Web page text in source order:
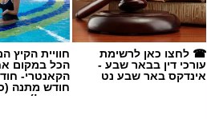
☎ לחצו כאן לרשימת
עורכי דין בבאר שבע -
אינדקס באר שבע נט
חוויית הקיץ
הכל במקום
הקאנטרי-
חודש מתנה
החגים!)